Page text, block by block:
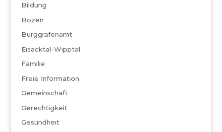
Bildung
Bozen
Burggrafenamt
Eisacktal-Wipptal
Familie
Freie Information
Gemeinschaft
Gerechtigkeit
Gesundheit